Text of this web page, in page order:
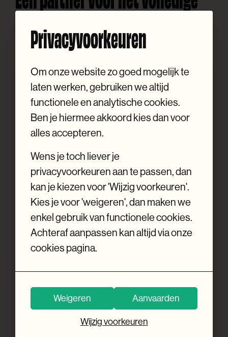
traject
ontwerpers, drukkerijen of leveranciers. Wij
begeleiden het volledige trajectvan concept
en grafisch ontwerp tot de volledige
uitwerking van je drukwerk.
voor jou verzorgen via onze vaste drukkerij,
zodat je zeker bent van een vlot proces en een
consistente kwaliteit. Liever zelf je drukkerij
aansturen? Dan leveren wij een
perfect
drukklaar bestand
aan dat je rechtstreeks kan
doorgeven.
Zo heb je deflexibiliteitom te kiezen wat het
best bij jouw werking past, met altijd de
garantie op een professioneel en kwalitatief
Privacyvoorkeuren
Om onze website zo goed mogelijk te
laten werken, gebruiken we altijd
functionele en analytische cookies.
Ben je hiermee akkoord kies dan voor
alles accepteren.
Wens je toch liever je
privacyvoorkeuren aan te passen, dan
kan je kiezen voor 'Wijzig voorkeuren'.
Kies je voor 'weigeren', dan maken we
enkel gebruik van functionele cookies.
Achteraf aanpassen kan altijd via onze
cookies pagina.
Weigeren Aanvaarden
Wijzig voorkeuren